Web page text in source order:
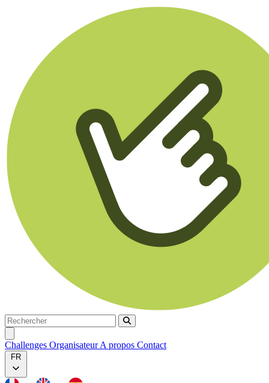
Rechercher
Rechercher
Challenges OrganisateurA propos Contact
FR